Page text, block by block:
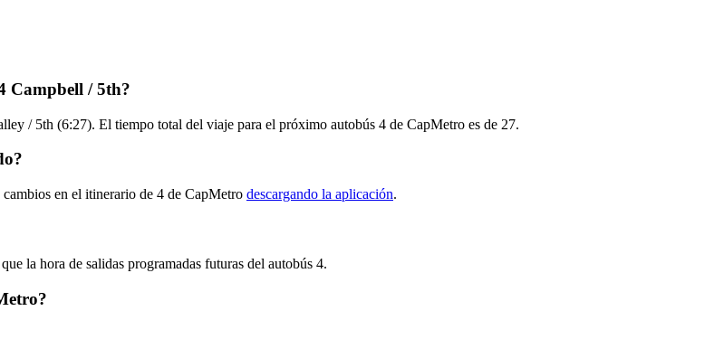
Campbell / 5th?
/ 5th (6:27). El tiempo total del viaje para el próximo autobús 4 de CapMetro es de 27.
en el itinerario de 4 de CapMetro descargando la aplicación.
la hora de salidas programadas futuras del autobús 4.